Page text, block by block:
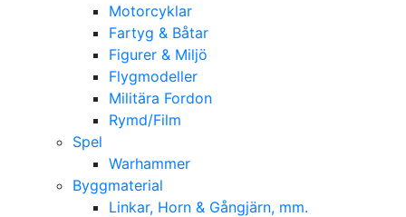
Motorcyklar
Fartyg & Båtar
Figurer & Miljö
Flygmodeller
Militära Fordon
Rymd/Film
Spel
Warhammer
Byggmaterial
Linkar, Horn & Gångjärn, mm.